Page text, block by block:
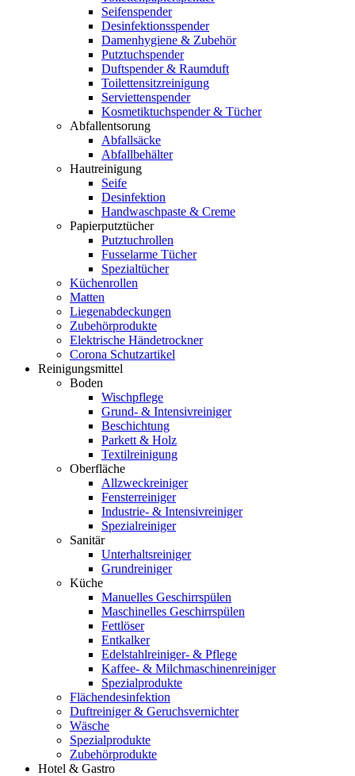
Seifenspender
Desinfektionsspender
Damenhygiene & Zubehör
Putztuchspender
Duftspender & Raumduft
Toilettensitzreinigung
Serviettenspender
Kosmetiktuchspender & Tücher
Abfallentsorung
Abfallsäcke
Abfallbehälter
Hautreinigung
Seife
Desinfektion
Handwaschpaste & Creme
Papierputztücher
Putztuchrollen
Fusselarme Tücher
Spezialtücher
Küchenrollen
Matten
Liegenabdeckungen
Zubehörprodukte
Elektrische Händetrockner
Corona Schutzartikel
Reinigungsmittel
Boden
Wischpflege
Grund- & Intensivreiniger
Beschichtung
Parkett & Holz
Textilreinigung
Oberfläche
Allzweckreiniger
Fensterreiniger
Industrie- & Intensivreiniger
Spezialreiniger
Sanitär
Unterhaltsreiniger
Grundreiniger
Küche
Manuelles Geschirrspülen
Maschinelles Geschirrspülen
Fettlöser
Entkalker
Edelstahlreiniger- & Pflege
Kaffee- & Milchmaschinenreiniger
Spezialprodukte
Flächendesinfektion
Duftreiniger & Geruchsvernichter
Wäsche
Spezialprodukte
Zubehörprodukte
Hotel & Gastro